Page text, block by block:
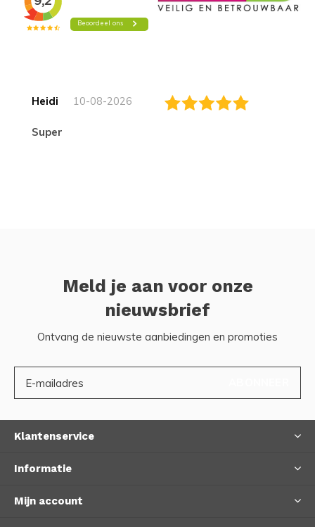
Heidi 10-08-2026
Super
Meld je aan voor onze
nieuwsbrief
Ontvang de nieuwste aanbiedingen en promoties
Klantenservice
Informatie
Mijn account